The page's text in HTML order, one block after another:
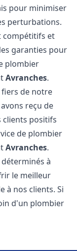
pour minimiser
perturbations.
compétitifs et
garanties pour
plombier
Avranches.
de notre
reçu de
clients positifs
de plombier
Avranches.
à
le meilleur
à nos clients. Si
d'un plombier